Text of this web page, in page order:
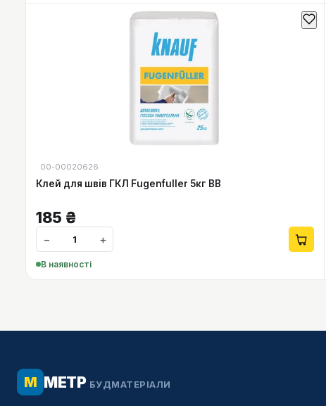
00-00020626
Клей для швів ГКЛ Fugenfuller 5кг ВВ
185 ₴
− +
В наявності
М МЕТР БУДМАТЕРІАЛИ